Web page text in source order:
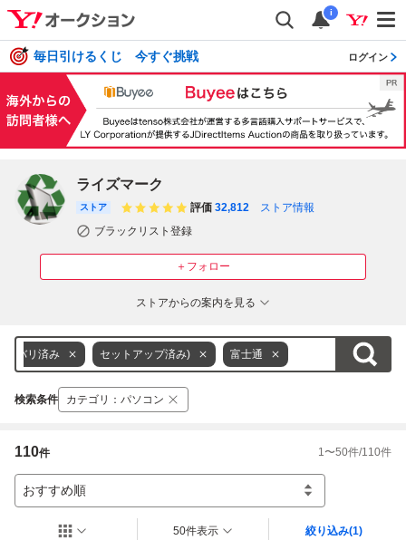
i
毎日引けるくじ 今すぐ挑戦 ログイン
ライズマーク
＋フォロー
ストア 評価 32,812
ストア情報
ブラックリスト登録
ストアからの案内を見る
カバリ済み セットアップ済み) 富士通
検索条件 カテゴリ ： パソコン
110件 1 〜50件/110件
おすすめ順
50件表示 絞り込み(1)